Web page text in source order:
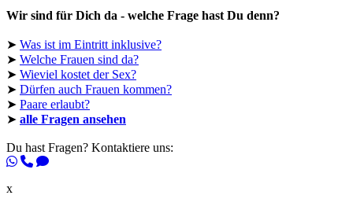
Wir sind für Dich da - welche Frage hast Du denn?
➤ Was ist im Eintritt inklusive?
➤ Welche Frauen sind da?
➤ Wieviel kostet der Sex?
➤ Dürfen auch Frauen kommen?
➤ Paare erlaubt?
➤ alle Fragen ansehen
Du hast Fragen? Kontaktiere uns:
x